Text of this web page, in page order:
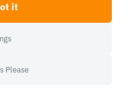
it
Please